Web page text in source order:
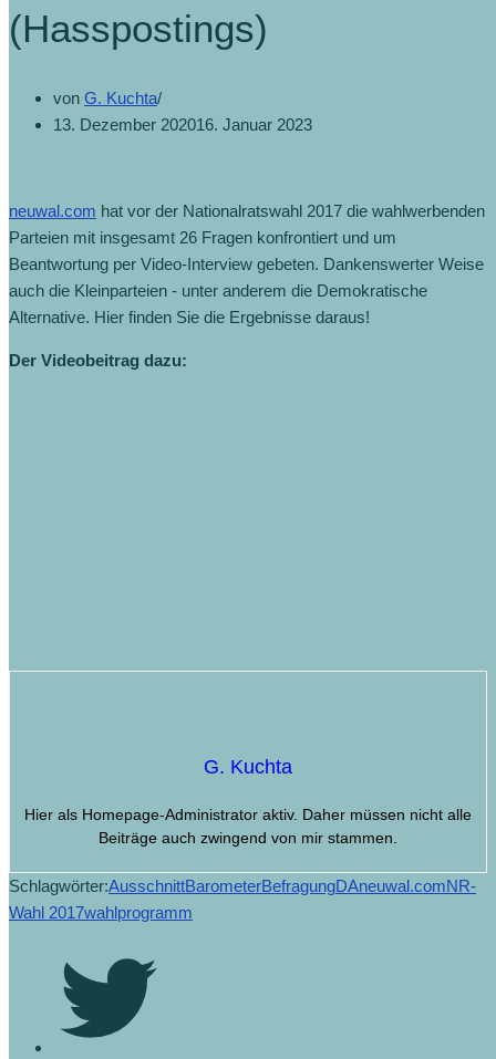
(Hasspostings)
von G. Kuchta
13. Dezember 202016. Januar 2023
neuwal.com hat vor der Nationalratswahl 2017 die wahlwerbenden
Parteien mit insgesamt 26 Fragen konfrontiert und um
Beantwortung per Video-Interview gebeten. Dankenswerter Weise
auch die Kleinparteien - unter anderem die Demokratische
Alternative. Hier finden Sie die Ergebnisse daraus!
Der Videobeitrag dazu:
G. Kuchta
Hier als Homepage-Administrator aktiv. Daher müssen nicht alle
Beiträge auch zwingend von mir stammen.
Schlagwörter:AusschnittBarometerBefragungDAneuwal.comNR-
Wahl 2017wahlprogramm